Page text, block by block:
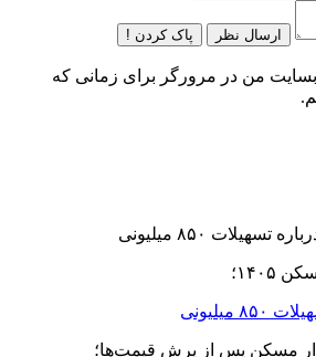
ارسال نظر پاک کردن !
من در مرورگر برای زمانی که
میلیونی